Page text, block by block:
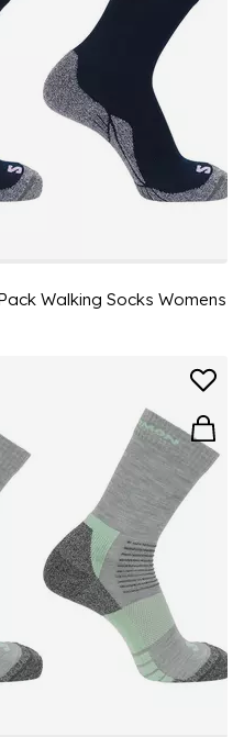
Walking Socks Womens